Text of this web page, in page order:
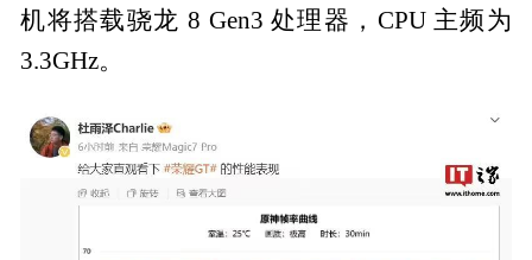
机将搭载骁龙 8 Gen3 处理器，CPU 主频为
3.3GHz。